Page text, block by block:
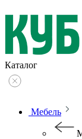
Каталог
Мебель